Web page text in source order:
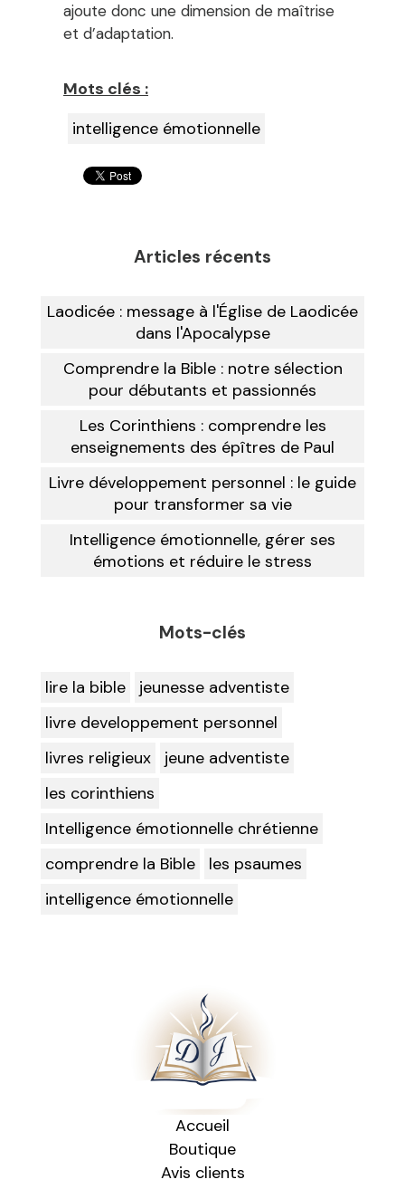
ajoute donc une dimension de maîtrise
et d’adaptation.
Mots clés :
intelligence émotionnelle
Articles récents
Laodicée : message à l'Église de Laodicée
dans l'Apocalypse
Comprendre la Bible : notre sélection
pour débutants et passionnés
Les Corinthiens : comprendre les
enseignements des épîtres de Paul
Livre développement personnel : le guide
pour transformer sa vie
Intelligence émotionnelle, gérer ses
émotions et réduire le stress
Mots-clés
lire la bible
jeunesse adventiste
livre developpement personnel
livres religieux
jeune adventiste
les corinthiens
Intelligence émotionnelle chrétienne
comprendre la Bible
les psaumes
intelligence émotionnelle
Accueil
Boutique
Avis clients